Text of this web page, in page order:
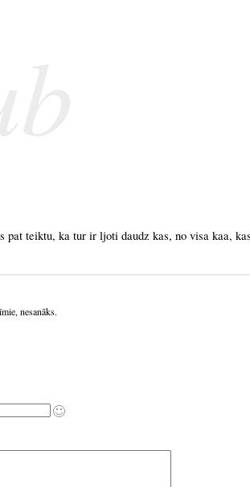
pat teiktu, ka tur ir ljoti daudz kas, no visa kaa,
nesanāks.